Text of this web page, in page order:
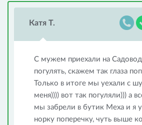
Катя Т.
С мужем приехали на
погулять, скажем так глаза
Только в итоге мы уехали с
меня)))) вот так погуляли))) а
мы забрели в бутик Меха и я
норку поперечку, чуть выше